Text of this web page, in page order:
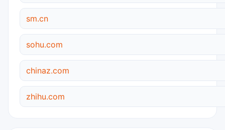
sm.cn
sohu.com
chinaz.com
zhihu.com